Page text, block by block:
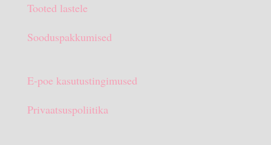
Tooted lastele
Sooduspakkumised
E-poe kasutustingimused
Privaatsuspoliitika